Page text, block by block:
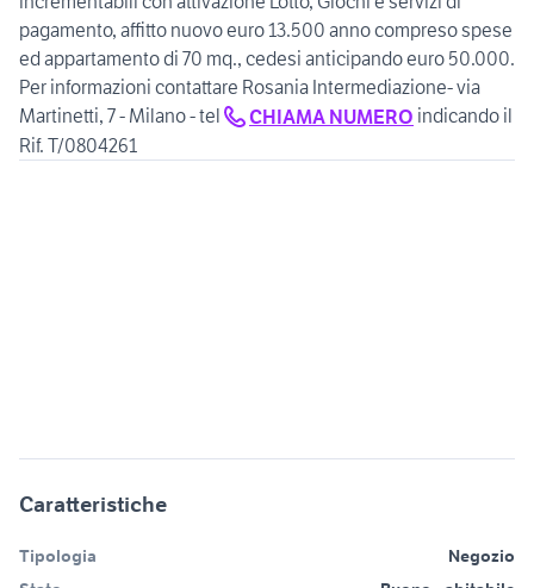
pagamento, affitto nuovo euro 13.500 anno compreso spese
ed appartamento di 70 mq., cedesi anticipando euro 50.000.
Per informazioni contattare Rosania Intermediazione- via
Martinetti, 7 - Milano - tel
CHIAMA NUMERO indicando il
Rif. T/0804261
Caratteristiche
Tipologia
Negozio